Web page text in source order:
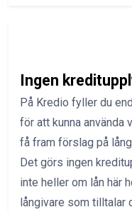
Ingen
På Kredio fyller du
för att kunna använda
få fram förslag på
Det görs ingen
inte heller om lån här
långivare som tilltalar